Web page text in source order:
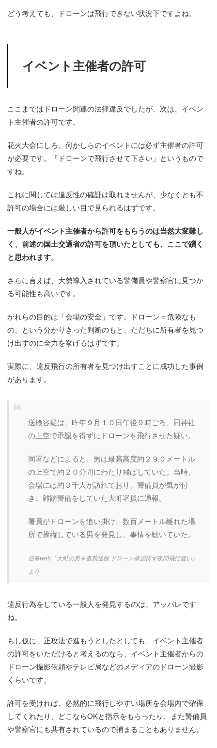
どう考えても、ドローンは飛行できない状況下ですよね。
イベント主催者の許可
ここまではドローン関連の法律違反でしたが、次は、イベン
ト主催者の許可です。
花火大会にしろ、何かしらのイベントには必ず主催者の許可
が必要です。「ドローンで飛行させて下さい」というもので
すね。
これに関しては違反性の確証は取れませんが、少なくとも不
許可の場合には厳しい目で見られるはずです。
一般人がイベント主催者から許可をもらうのは当然大変難し
く、前述の国土交通省の許可を頂いたとしても、ここで躓く
と思われます。
さらに言えば、大勢導入されている警備員や警察官に見つか
る可能性も高いです。
かれらの目的は「会場の安全」です。ドローン＝危険なも
の、という分かりきった判断のもと、ただちに所有者を見つ
け出すのに全力を挙げるはずです。
実際に、違反飛行の所有者を見つけ出すことに成功した事例
があります。
送検容疑は、昨年９月１０日午後９時ごろ、同神社
の上空で承認を得ずにドローンを飛行させた疑い。
同署などによると、男は最高高度約２９０メートル
の上空で約２０分間にわたり飛ばしていた。当時、
会場には約３千人が訪れており、警備員が気が付
き、雑踏警備をしていた大町署員に通報。
署員がドローンを追い掛け、数百メートル離れた場
所で操縦している男を発見し、事情を聴いていた。
信毎web「大町の男を書類送検 ドローン承認得ず夜間飛行疑い」
より
違反行為をしている一般人を発見するのは、アッパレです
ね。
もし仮に、正攻法で進もうとしたとしても、イベント主催者
の許可をいただけると考えるのなら、イベント主催者からの
ドローン撮影依頼やテレビ局などのメディアのドローン撮影
くらいです。
許可を受ければ、必然的に飛行しやすい場所を会場内で確保
してくれたり、どこならOKと指示をもらったり、また警備員
や警察官にも共有されているので捕まることもありません。